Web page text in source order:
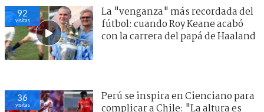
92
visitas
La "venganza" más recordada del
fútbol: cuando Roy Keane acabó
con la carrera del papá de Haaland
36
visitas
Perú se inspira en Cienciano para
complicar a Chile: "La altura es